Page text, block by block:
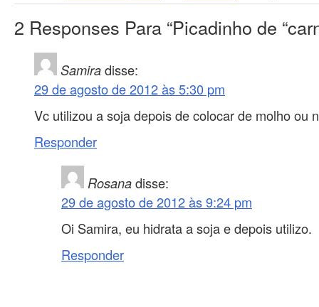
2 Responses Para “Picadinho de
Samiradisse:
29 de agosto de 2012 às 5:30 pm
Vc utilizou a soja depois de colocar de molho ou
Responder
Rosanadisse:
29 de agosto de 2012 às 9:24 pm
Oi Samira, eu hidrata a soja e depois utilizo.
Responder